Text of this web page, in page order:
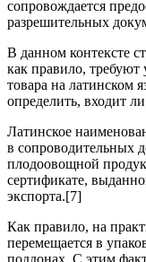
сопровождается
разрешительных
В данном контексте
как правило, требуют
товара на латинском
определить, входит
Латинское
в сопроводительных
плодоовощной
сертификате,
экспорта.[7]
Как правило, на
перемещается в